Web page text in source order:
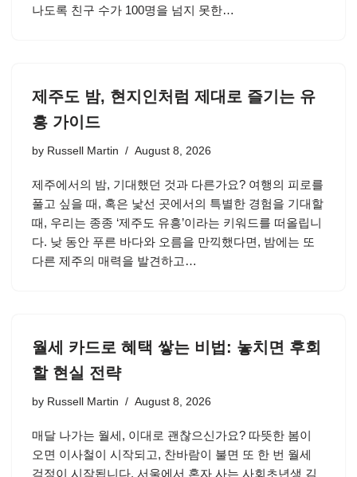
나도록 친구 수가 100명을 넘지 못한…
제주도 밤, 현지인처럼 제대로 즐기는 유
흥 가이드
by Russell Martin August 8, 2026
제주에서의 밤, 기대했던 것과 다른가요? 여행의 피로를
풀고 싶을 때, 혹은 낯선 곳에서의 특별한 경험을 기대할
때, 우리는 종종 ‘제주도 유흥’이라는 키워드를 떠올립니
다. 낮 동안 푸른 바다와 오름을 만끽했다면, 밤에는 또
다른 제주의 매력을 발견하고…
월세 카드로 혜택 쌓는 비법: 놓치면 후회
할 현실 전략
by Russell Martin August 8, 2026
매달 나가는 월세, 이대로 괜찮으신가요? 따뜻한 봄이
오면 이사철이 시작되고, 찬바람이 불면 또 한 번 월세
걱정이 시작됩니다. 서울에서 혼자 사는 사회초년생 김